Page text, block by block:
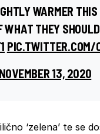
WARMER
WHAT THEY
NOVEMBER 13, 2020
‘zelena’ te se